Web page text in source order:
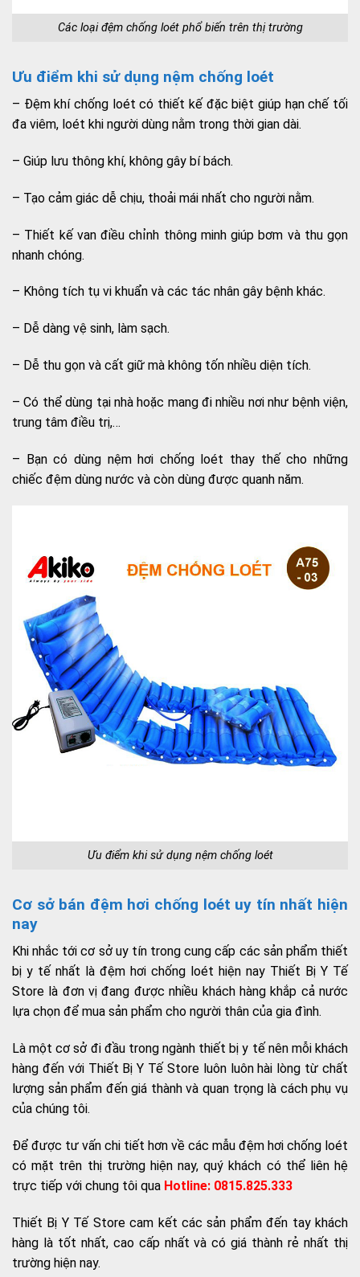
Các loại đệm chống loét phổ biến trên thị trường
Ưu điểm khi sử dụng nệm chống loét
– Đệm khí chống loét có thiết kế đặc biệt giúp hạn chế tối
đa viêm, loét khi người dùng nằm trong thời gian dài.
– Giúp lưu thông khí, không gây bí bách.
– Tạo cảm giác dễ chịu, thoải mái nhất cho người nằm.
– Thiết kế van điều chỉnh thông minh giúp bơm và thu gọn
nhanh chóng.
– Không tích tụ vi khuẩn và các tác nhân gây bệnh khác.
– Dễ dàng vệ sinh, làm sạch.
– Dễ thu gọn và cất giữ mà không tốn nhiều diện tích.
– Có thể dùng tại nhà hoặc mang đi nhiều nơi như bệnh viện,
trung tâm điều trị,…
– Bạn có dùng nệm hơi chống loét thay thế cho những
chiếc đệm dùng nước và còn dùng được quanh năm.
Ưu điểm khi sử dụng nệm chống loét
Cơ sở bán đệm hơi chống loét uy tín nhất hiện
nay
Khi nhắc tới cơ sở uy tín trong cung cấp các sản phẩm thiết
bị y tế nhất là đệm hơi chống loét hiện nay Thiết Bị Y Tế
Store là đơn vị đang được nhiều khách hàng khắp cả nước
lựa chọn để mua sản phẩm cho người thân của gia đình.
Là một cơ sở đi đầu trong ngành thiết bị y tế nên mỗi khách
hàng đến với Thiết Bị Y Tế Store luôn luôn hài lòng từ chất
lượng sản phẩm đến giá thành và quan trọng là cách phụ vụ
của chúng tôi.
Để được tư vấn chi tiết hơn về các mẫu đệm hơi chống loét
có mặt trên thị trường hiện nay, quý khách có thể liên hệ
trực tiếp với chung tôi qua Hotline: 0815.825.333
Thiết Bị Y Tế Store cam kết các sản phẩm đến tay khách
hàng là tốt nhất, cao cấp nhất và có giá thành rẻ nhất thị
trường hiện nay.